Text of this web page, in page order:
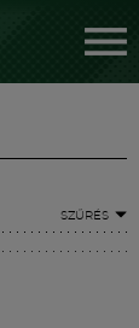
SZŰRÉS